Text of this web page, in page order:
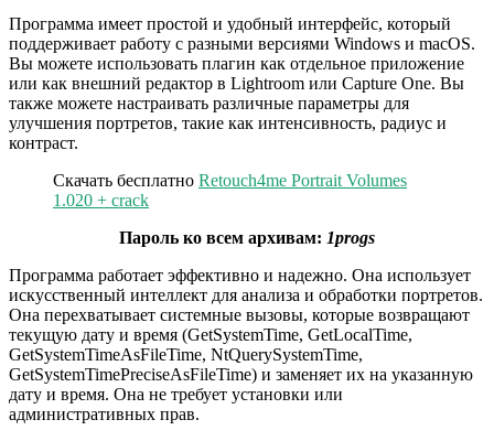
Программа имеет простой и удобный интерфейс, который
поддерживает работу с разными версиями Windows и macOS.
Вы можете использовать плагин как отдельное приложение
или как внешний редактор в Lightroom или Capture One. Вы
также можете настраивать различные параметры для
улучшения портретов, такие как интенсивность, радиус и
контраст.
Скачать бесплатно Retouch4me Portrait Volumes
1.020 + crack
Пароль ко всем архивам: 1progs
Программа работает эффективно и надежно. Она использует
искусственный интеллект для анализа и обработки портретов.
Она перехватывает системные вызовы, которые возвращают
текущую дату и время (GetSystemTime, GetLocalTime,
GetSystemTimeAsFileTime, NtQuerySystemTime,
GetSystemTimePreciseAsFileTime) и заменяет их на указанную
дату и время. Она не требует установки или
административных прав.